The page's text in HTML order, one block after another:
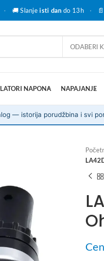
· 🚚 Slanjeisti dan do 13h ·
NAPONA NAPAJANJE
— istorija porudžbina i svi